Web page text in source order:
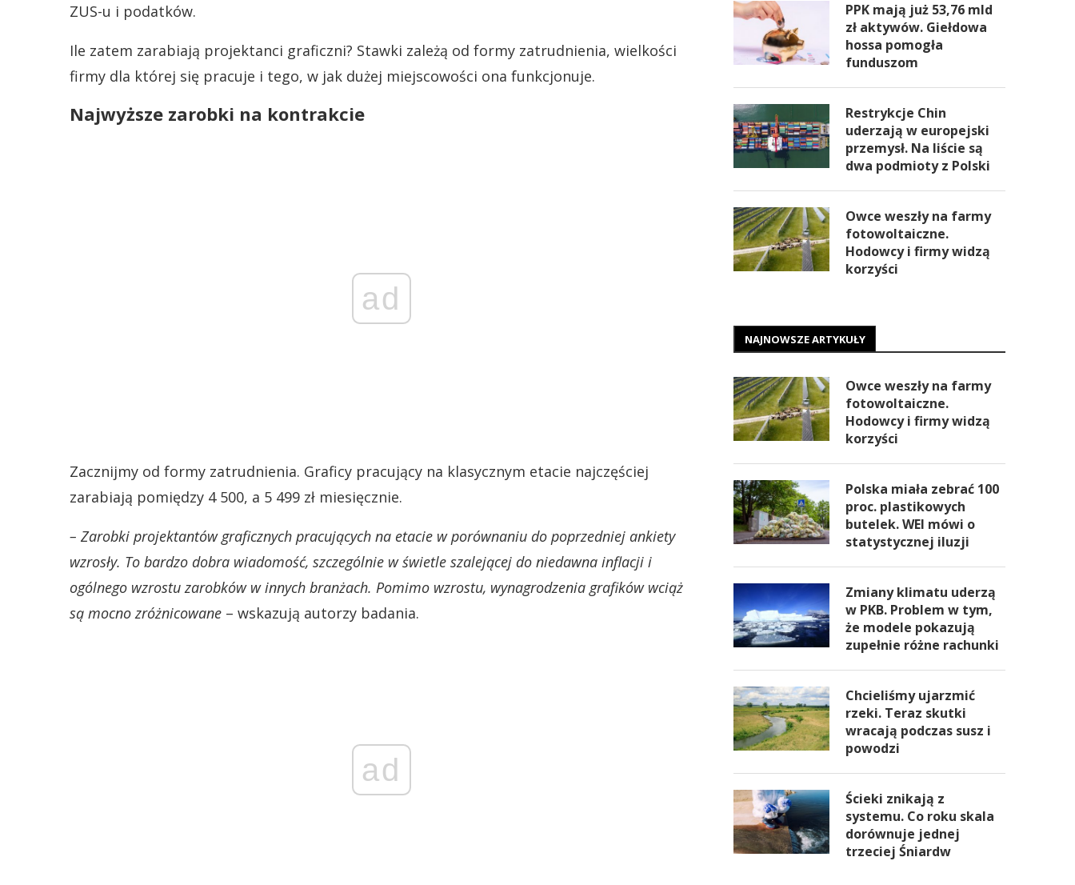
ZUS-u i podatków.
Ile zatem zarabiają projektanci graficzni? Stawki zależą od formy zatrudnienia, wielkości
firmy dla której się pracuje i tego, w jak dużej miejscowości ona funkcjonuje.
Najwyższe zarobki na kontrakcie
ad
Zacznijmy od formy zatrudnienia. Graficy pracujący na klasycznym etacie najczęściej
zarabiają pomiędzy 4 500, a 5 499 zł miesięcznie.
– Zarobki projektantów graficznych pracujących na etacie w porównaniu do poprzedniej ankiety
wzrosły. To bardzo dobra wiadomość, szczególnie w świetle szalejącej do niedawna inflacji i
ogólnego wzrostu zarobków w innych branżach. Pomimo wzrostu, wynagrodzenia grafików wciąż
są mocno zróżnicowane – wskazują autorzy badania.
ad
PPK mają już 53,76 mld
zł aktywów. Giełdowa
hossa pomogła
funduszom
Restrykcje Chin
uderzają w europejski
przemysł. Na liście są
dwa podmioty z Polski
Owce weszły na farmy
fotowoltaiczne.
Hodowcy i firmy widzą
korzyści
NAJNOWSZE ARTYKUŁY
Owce weszły na farmy
fotowoltaiczne.
Hodowcy i firmy widzą
korzyści
Polska miała zebrać 100
proc. plastikowych
butelek. WEI mówi o
statystycznej iluzji
Zmiany klimatu uderzą
w PKB. Problem w tym,
że modele pokazują
zupełnie różne rachunki
Chcieliśmy ujarzmić
rzeki. Teraz skutki
wracają podczas susz i
powodzi
Ścieki znikają z
systemu. Co roku skala
dorównuje jednej
trzeciej Śniardw